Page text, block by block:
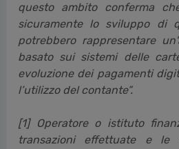
questo ambito conferma
sicuramente lo sviluppo di
potrebbero rappresentare
basato sui sistemi delle
evoluzione dei pagamenti
l’utilizzo del contante”.
[1] Operatore o istituto
transazioni effettuate e le